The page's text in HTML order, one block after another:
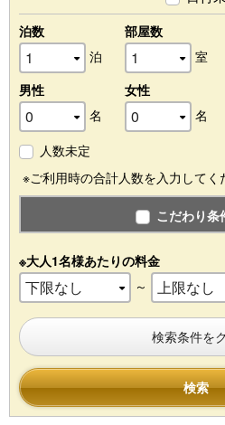
泊数
泊
部屋数
室
男性
名
女性
名
人数未定
※ご利用時の合計人数を入力してく
こだわり条
※大人1名様あたりの料金
～
検索条件を
検索